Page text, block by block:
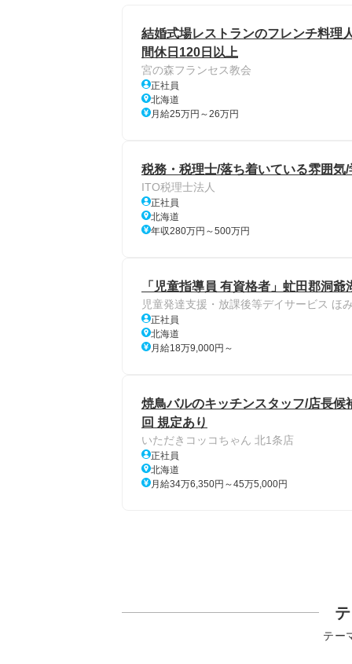
結婚式場レストランのフレンチ料理
間休日120日以上
宮の森フランセス教会
正社員
北海道
月給25万円～26万円
税務・税理士/落ち着いている雰囲気
ITO税理士法人
正社員
北海道
年収280万円～500万円
「児童指導員 有資格者」虻田郡洞
児童発達支援・放課後等デイサービス ほ
正社員
北海道
月給18万9,000円～
焼鳥バルのキッチンスタッフ/店長
回 規定あり
いただきコッコちゃん 北1条店
正社員
北海道
月給34万6,350円～45万5,000円
テー